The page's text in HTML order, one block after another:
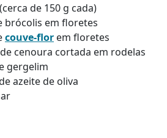
de 150 g cada)
brócolis em floretes
couve-flor em floretes
cenoura cortada em rodelas
gergelim
azeite de oliva